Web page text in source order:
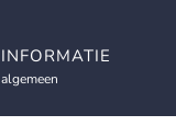
INFORMATIE
algemeen